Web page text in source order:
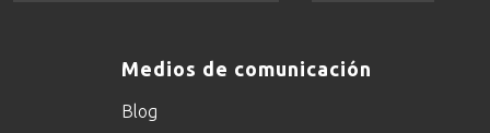
Medios de comunicación
Blog